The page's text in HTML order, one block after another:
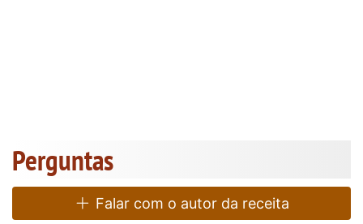
Perguntas
Falar com o autor da receita